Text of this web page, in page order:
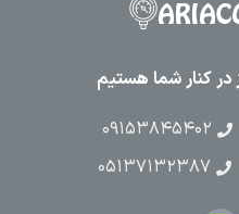
۰۹۱۵۳۸۴۵۴۰۲
۰۵۱۳۷۱۳۲۳۸۷